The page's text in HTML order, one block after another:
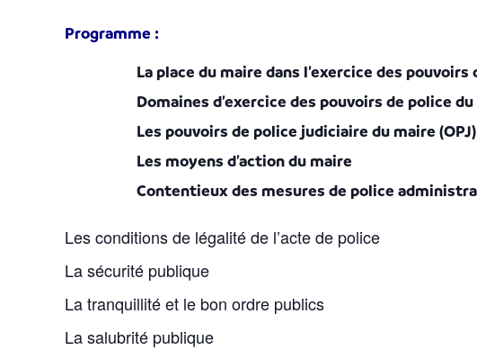
Programme :
La place du maire dans l’exercice des
Domaines d’exercice des pouvoirs de police
Les pouvoirs de police judiciaire du maire (OPJ)
Les moyens d’action du maire
Contentieux des mesures de police
Les conditions de légalité de l’acte de police
La sécurité publique
La tranquillité et le bon ordre publics
La salubrité publique